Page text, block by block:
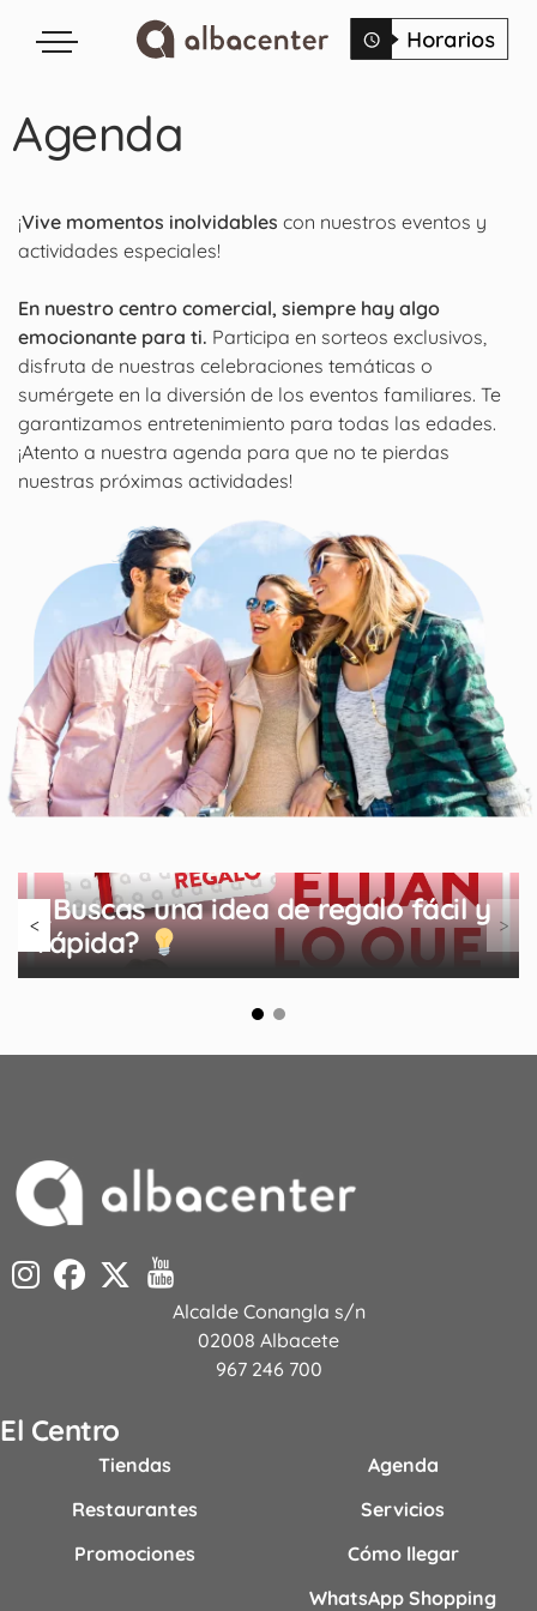
Agenda
¡Vive momentos inolvidables con nuestros eventos y
actividades especiales!
En nuestro centro comercial, siempre hay algo
emocionante para ti. Participa en sorteos exclusivos,
disfruta de nuestras celebraciones temáticas o
sumérgete en la diversión de los eventos familiares. Te
garantizamos entretenimiento para todas las edades.
¡Atento a nuestra agenda para que no te pierdas
nuestras próximas actividades!
¿Buscas una idea de regalo fácil y
rápida?
>
<
Alcalde Conangla s/n
02008 Albacete
967 246 700
El Centro
Tiendas
Restaurantes
Promociones
Agenda
Servicios
Cómo llegar
WhatsApp Shopping